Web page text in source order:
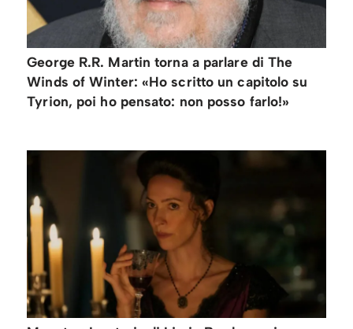
George R.R. Martin torna a parlare di The
Winds of Winter: «Ho scritto un capitolo su
Tyrion, poi ho pensato: non posso farlo!»